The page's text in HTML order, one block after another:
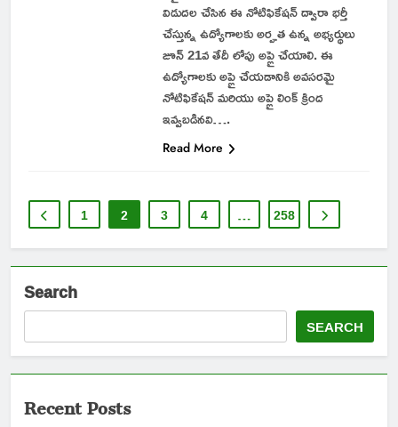
విడుదల చేసిన ఈ నోటిఫికేషన్ ద్వారా భర్తీ
చేస్తున్న ఉద్యోగాలకు అర్హత ఉన్న అభ్యర్థులు
జూన్ 21వ తేదీ లోపు అప్లై చేయాలి. ఈ
ఉద్యోగాలకు అప్లై చేయడానికి అవసరమై
నోటిఫికేషన్ మరియు అప్లై లింక్ క్రింద
ఇవ్వబడినవి….
Read More
1 2 3 4 … 258
Search
SEARCH
Recent Posts